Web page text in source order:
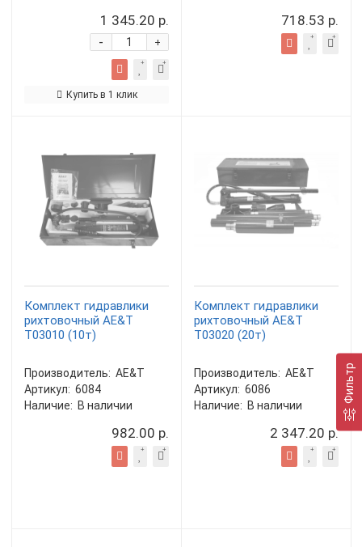
Фильтр
1 345.20 р.
+
-
Купить в 1 клик
718.53 р.
Комплект гидравлики
рихтовочный AE&T
T03010 (10т)
Производитель: AE&T
Артикул: 6084
Наличие: В наличии
982.00 р.
Комплект гидравлики
рихтовочный AE&T
Т03020 (20т)
Производитель: AE&T
Артикул: 6086
Наличие: В наличии
2 347.20 р.